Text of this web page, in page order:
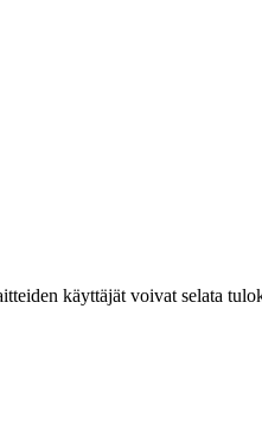
käyttäjät voivat selata